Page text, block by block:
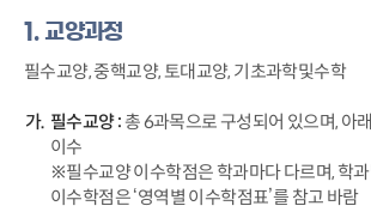
1. 교양과정
필수교양, 중핵교양, 토대교양, 기초과학및수학
필수교양 : 총 6과목으로 구성되어 있으며, 아
이수
※필수교양 이수학점은 학과마다 다르며, 학
이수학점은 ‘영역별 이수학점표’를 참고 바람